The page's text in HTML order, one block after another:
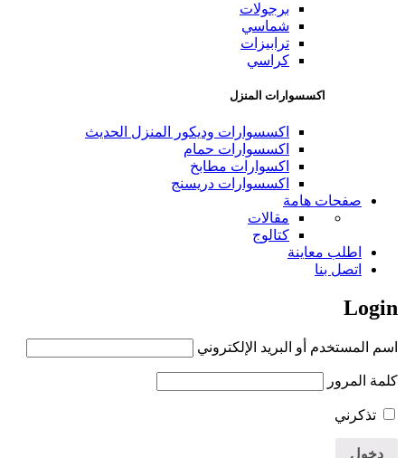
برجولات
شماسي
ترابيزات
كراسي
اكسسوارات المنزل
اكسسوارات وديكور المنزل الحديث
اكسسوارات حمام
اكسوارات مطابخ
اكسسوارات دريسنج
صفحات هامة
مقالات
كتالوج
اطلب معاينة
اتصل بنا
Login
اسم المستخدم أو البريد الإلكتروني
كلمة المرور
تذكرني